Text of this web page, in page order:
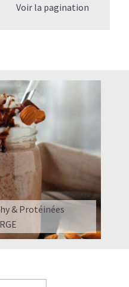
Voir la pagination
& Protéinées